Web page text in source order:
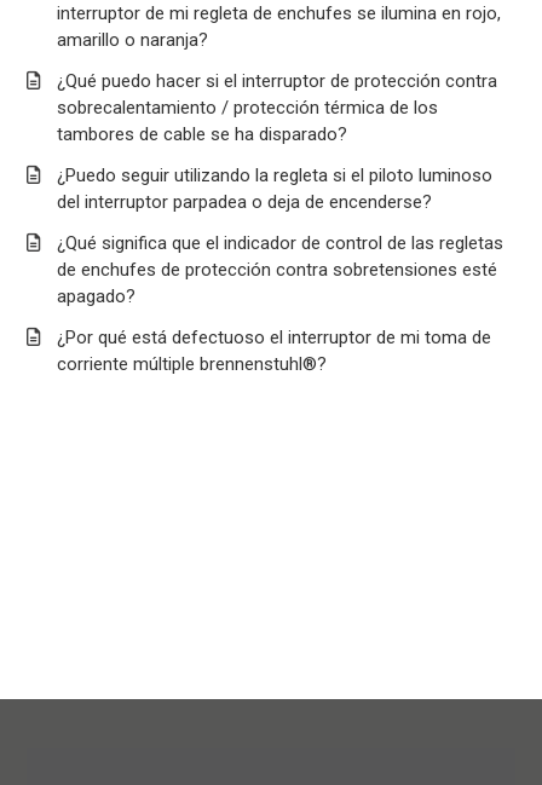
interruptor de mi regleta de enchufes se ilumina en rojo,
amarillo o naranja?
¿Qué puedo hacer si el interruptor de protección contra
sobrecalentamiento / protección térmica de los
tambores de cable se ha disparado?
¿Puedo seguir utilizando la regleta si el piloto luminoso
del interruptor parpadea o deja de encenderse?
¿Qué significa que el indicador de control de las regletas
de enchufes de protección contra sobretensiones esté
apagado?
¿Por qué está defectuoso el interruptor de mi toma de
corriente múltiple brennenstuhl®?